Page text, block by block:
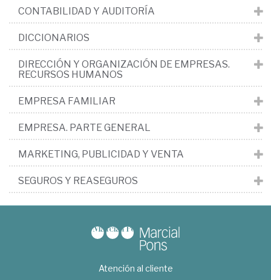
CONTABILIDAD Y AUDITORÍA
DICCIONARIOS
DIRECCIÓN Y ORGANIZACIÓN DE EMPRESAS.
RECURSOS HUMANOS
EMPRESA FAMILIAR
EMPRESA. PARTE GENERAL
MARKETING, PUBLICIDAD Y VENTA
SEGUROS Y REASEGUROS
Atención al cliente